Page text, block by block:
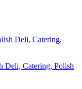
Deli, Catering, Polish